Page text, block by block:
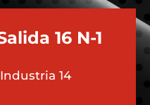
16 N-1
14